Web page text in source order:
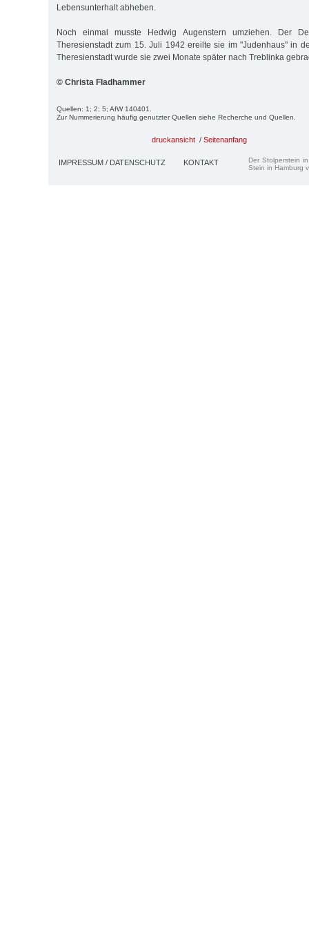
Lebensunterhalt abheben.
Noch einmal musste Hedwig Augenstern umziehen. Der
Theresienstadt zum 15. Juli 1942 ereilte sie im "Judenhaus" in
Theresienstadt wurde sie zwei Monate später nach Treblinka
© Christa Fladhammer
Quellen: 1; 2; 5; AfW 140401.
Zur Nummerierung häufig genutzter Quellen siehe Recherche und Quellen.
druckansicht / Seitenanfang
IMPRESSUM / DATENSCHUTZ KONTAKT
Der Stolperstein
Stein in Hamburg